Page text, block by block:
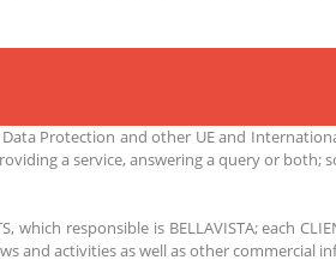
Protection and other UE and
a service, answering a query or
responsible is BELLAVISTA; each
and activities as well as other commercial